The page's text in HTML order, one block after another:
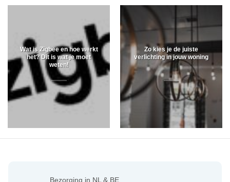
Wat is Zigbee en hoe werkt
het? Dit is wat je moet
weten!
Zo kies je de juiste
verlichting in jouw woning
Bezorging in NL & BE